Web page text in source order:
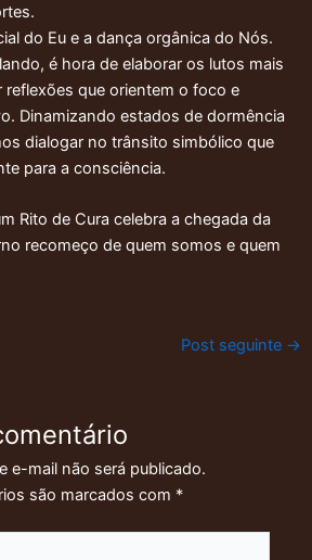
do Eu e a dança orgânica do Nós.
é hora de elaborar os lutos mais
que orientem o foco e
Dinamizando estados de dormência
dialogar no trânsito simbólico que
para a consciência.
Rito de Cura celebra a chegada da
recomeço de quem somos e quem
Post seguinte →
e-mail não será publicado.
são marcados com *